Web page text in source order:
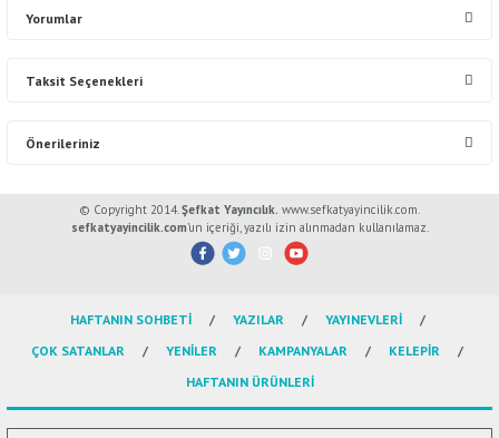
Yorumlar
Taksit Seçenekleri
Önerileriniz
Bu ürünün fiyat bilgisi, resim, ürün açıklamalarında ve diğer konularda
yetersiz gördüğünüz noktaları öneri formunu kullanarak tarafımıza
Görüş ve önerileriniz için teşekkür ederiz.
Ürün resmi kalitesiz, bozuk veya görüntülenemiyor.
Ürün açıklamasında eksik bilgiler bulunuyor.
Ürün bilgilerinde hatalar bulunuyor.
© Copyright 2014.Şefkat Yayıncılık. www.sefkatyayincilik.com.
sefkatyayincilik.com’un içeriği, yazılı izin alınmadan kullanılamaz.
HAFTANIN SOHBETİ YAZILAR
YAYINEVLERİ
ÇOK SATANLAR
YENİLER KAMPANYALAR
KELEPİR
HAFTANIN ÜRÜNLERİ